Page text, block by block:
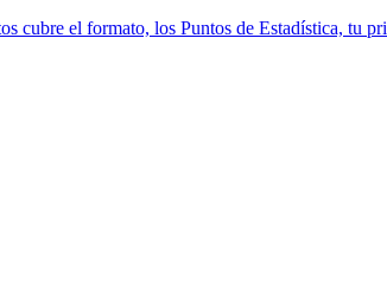
cubre el formato, los Puntos de Estadística, tu